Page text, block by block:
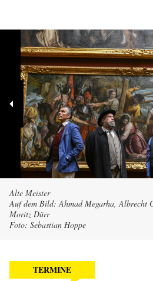
Alte Meister
Auf dem Bild: Ahmad Megarha, Albrecht
Moritz Dürr
Foto: Sebastian Hoppe
TERMINE